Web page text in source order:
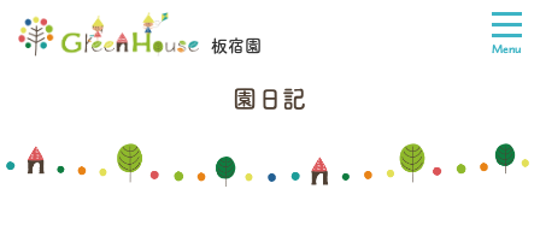
板宿園
園日記